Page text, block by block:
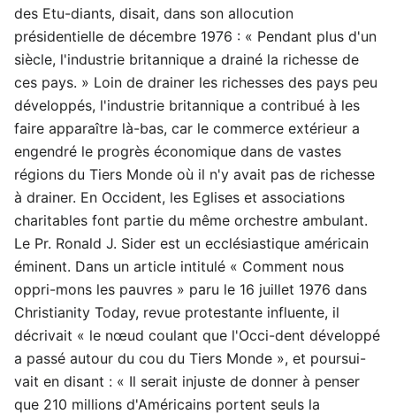
des Etu-diants, disait, dans son allocution
présidentielle de décembre 1976 : « Pendant plus d'un
siècle, l'industrie britannique a drainé la richesse de
ces pays. » Loin de drainer les richesses des pays peu
développés, l'industrie britannique a contribué à les
faire apparaître là-bas, car le commerce extérieur a
engendré le progrès économique dans de vastes
régions du Tiers Monde où il n'y avait pas de richesse
à drainer. En Occident, les Eglises et associations
charitables font partie du même orchestre ambulant.
Le Pr. Ronald J. Sider est un ecclésiastique américain
éminent. Dans un article intitulé « Comment nous
oppri-mons les pauvres » paru le 16 juillet 1976 dans
Christianity Today, revue protestante influente, il
décrivait « le nœud coulant que l'Occi-dent développé
a passé autour du cou du Tiers Monde », et poursui-
vait en disant : « Il serait injuste de donner à penser
que 210 millions d'Américains portent seuls la